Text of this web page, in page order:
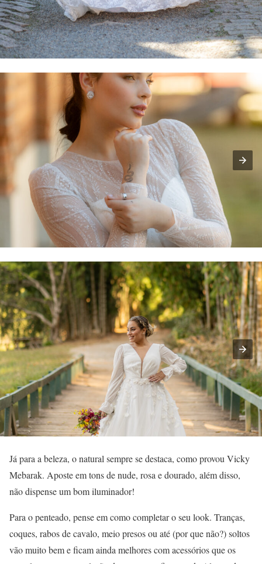
Já para a beleza, o natural sempre se destaca, como provou Vicky
Mebarak. Aposte em tons de nude, rosa e dourado, além disso,
não dispense um bom iluminador!
Para o penteado, pense em como completar o seu look. Tranças,
coques, rabos de cavalo, meio presos ou até (por que não?) soltos
vão muito bem e ficam ainda melhores com acessórios que os